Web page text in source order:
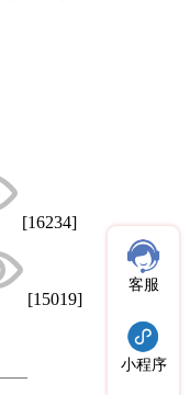
[16234]
[15019]
客服
小程序